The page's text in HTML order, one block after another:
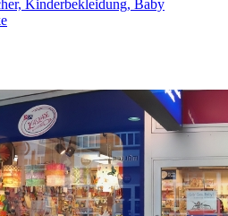
Kinderbekleidung, Baby